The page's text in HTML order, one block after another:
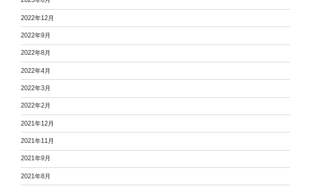
2022年12月
2022年9月
2022年8月
2022年4月
2022年3月
2022年2月
2021年12月
2021年11月
2021年9月
2021年8月